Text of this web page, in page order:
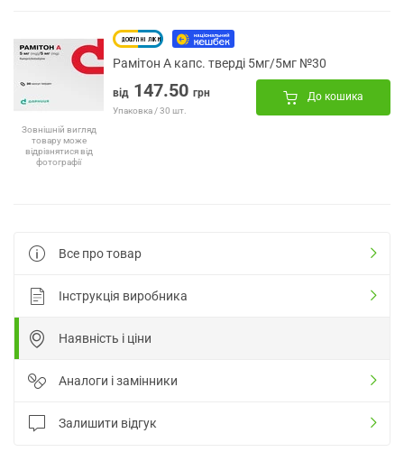
Зовнішній вигляд
товару може
відрізнятися від
фотографії
Рамітон А капс. тверді 5мг/5мг №30
від 147.50 грн
Упаковка / 30 шт.
До кошика
Все про товар
Інструкція виробника
Наявність і ціни
Аналоги і замінники
Залишити відгук